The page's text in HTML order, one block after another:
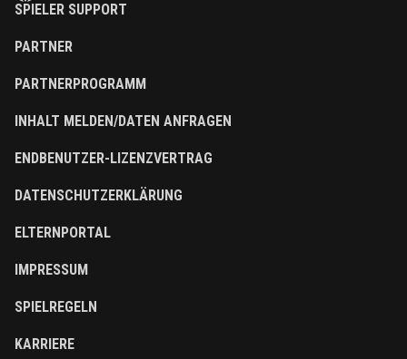
SPIELER SUPPORT
PARTNER
PARTNERPROGRAMM
INHALT MELDEN/DATEN ANFRAGEN
ENDBENUTZER-LIZENZVERTRAG
DATENSCHUTZERKLÄRUNG
ELTERNPORTAL
IMPRESSUM
SPIELREGELN
KARRIERE